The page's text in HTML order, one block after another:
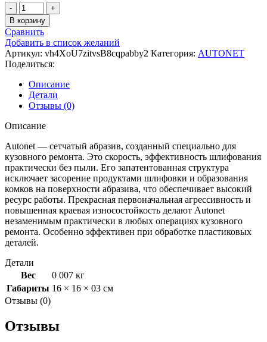
Количество
товара
MIRKA
Шлиф
мат
на
сетч
синт
основе
AUTONET
150мм
Р240
В корзину
Сравнить
Добавить в список желаний
Артикул: vh4XoU7zitvsB8cqpabby2 Категория: AUTONET
Поделиться:
Описание
Детали
Отзывы (0)
Описание
Autonet — сетчатый абразив, созданный специально для
кузовного ремонта. Это скорость, эффективность шлифования
практически без пыли. Его запатентованная структура
исключает засорение продуктами шлифовки и образования
комков на поверхности абразива, что обеспечивает высокий
ресурс работы. Прекрасная первоначальная агрессивность и
повышенная краевая износостойкость делают Autonet
незаменимым практически в любых операциях кузовного
ремонта. Особенно эффективен при обработке пластиковых
деталей.
Детали
Вес
0 007 кг
Габариты 16 × 16 × 03 см
Отзывы (0)
Отзывы